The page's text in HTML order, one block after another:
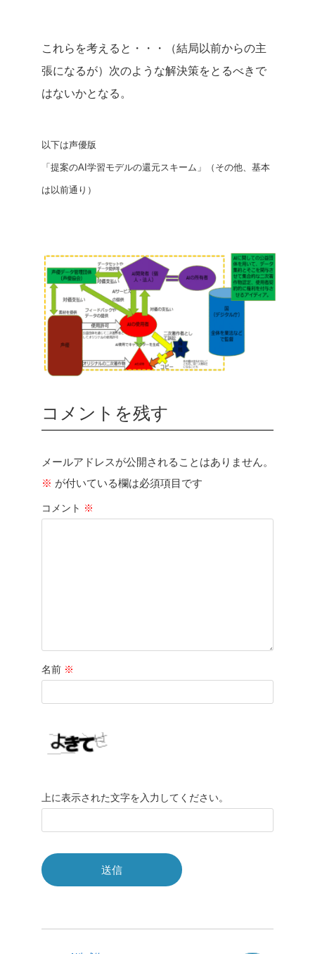
これらを考えると・・・（結局以前からの主
張になるが）次のような解決策をとるべきで
はないかとなる。
以下は声優版
「提案のAI学習モデルの還元スキーム」 （その他、基本
は以前通り）
コメントを残す
メールアドレスが公開されることはありません。
※ が付いている欄は必須項目です
コメント ※
名前 ※
上に表示された文字を入力してください。